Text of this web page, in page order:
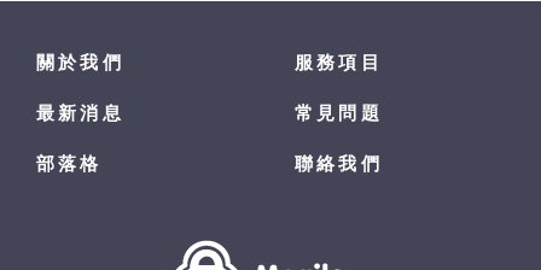
關於我們 服務項目
最新消息 常見問題
部落格 聯絡我們